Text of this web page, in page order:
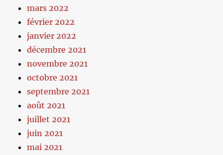
mars 2022
février 2022
janvier 2022
décembre 2021
novembre 2021
octobre 2021
septembre 2021
août 2021
juillet 2021
juin 2021
mai 2021